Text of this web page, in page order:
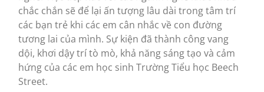
chắc chắn sẽ để lại ấn tượng lâu dài trong tâm trí
các bạn trẻ khi các em cân nhắc về con đường
tương lai của mình. Sự kiện đã thành công vang
dội, khơi dậy trí tò mò, khả năng sáng tạo và cảm
hứng của các em học sinh Trường Tiểu học Beech
Street.